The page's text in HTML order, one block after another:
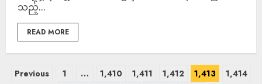
သည့်...
READ MORE
Previous 1 … 1,410 1,411 1,412 1,413
1,414